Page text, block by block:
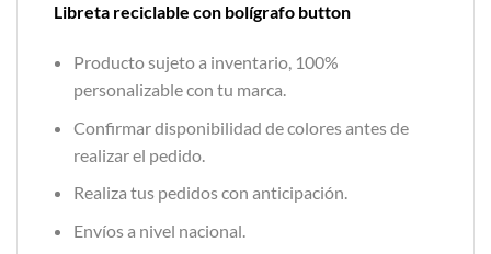
Libreta reciclable con bolígrafo button
Producto sujeto a inventario, 100%
personalizable con tu marca.
Confirmar disponibilidad de colores antes de
realizar el pedido.
Realiza tus pedidos con anticipación.
Envíos a nivel nacional.